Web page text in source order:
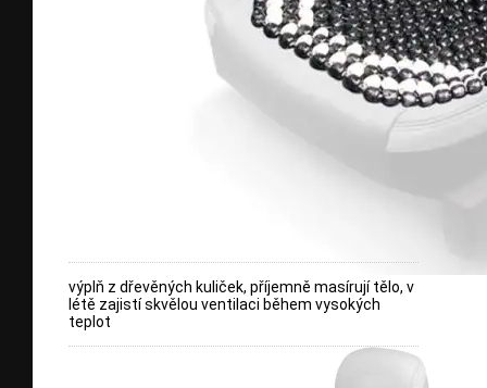
výplň z dřevěných kuliček, příjemně masírují tělo, v
létě zajistí skvělou ventilaci během vysokých
teplot